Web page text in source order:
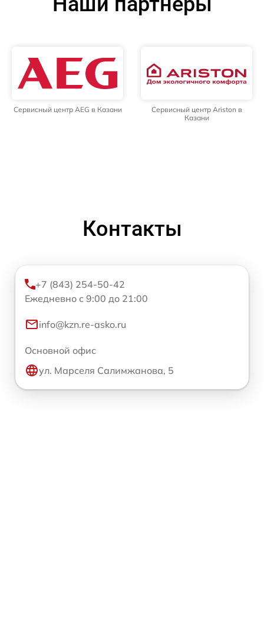
Сервисный центр AEG в Казани
Сервисный центр Ariston в
Казани
Контакты
+7 (843) 254-50-42
Ежедневно с 9:00 до 21:00
info@kzn.re-asko.ru
Основной офис
ул. Марселя Салимжанова, 5